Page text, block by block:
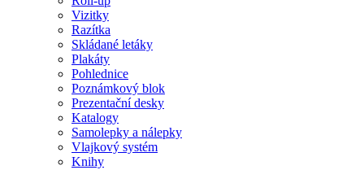
Vizitky
Razítka
Skládané letáky
Plakáty
Pohlednice
Poznámkový blok
Prezentační desky
Katalogy
Samolepky a nálepky
Vlajkový systém
Knihy